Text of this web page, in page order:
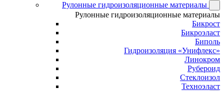
Рулонные гидроизоляционные материалы
Рулонные гидроизоляционные материалы
Бикрост
Бикроэласт
Биполь
Гидроизоляция «Унифлекс»
Линокром
Рубероид
Стеклоизол
Техноэласт